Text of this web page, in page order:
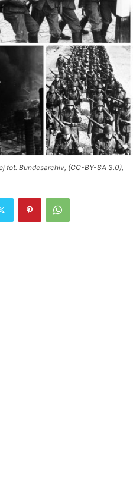
fot. Bundesarchiv, (CC-BY-SA 3.0),